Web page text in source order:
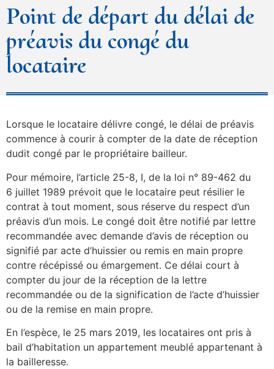
Point de départ du délai de
préavis du congé du
locataire
Lorsque le locataire délivre congé, le délai de préavis
commence à courir à compter de la date de réception
dudit congé par le propriétaire bailleur.
Pour mémoire, l’article 25-8, I, de la loi n° 89-462 du
6 juillet 1989 prévoit que le locataire peut résilier le
contrat à tout moment, sous réserve du respect d’un
préavis d’un mois. Le congé doit être notifié par lettre
recommandée avec demande d’avis de réception ou
signifié par acte d’huissier ou remis en main propre
contre récépissé ou émargement. Ce délai court à
compter du jour de la réception de la lettre
recommandée ou de la signification de l’acte d’huissier
ou de la remise en main propre.
En l’espèce, le 25 mars 2019, les locataires ont pris à
bail d’habitation un appartement meublé appartenant à
la bailleresse.